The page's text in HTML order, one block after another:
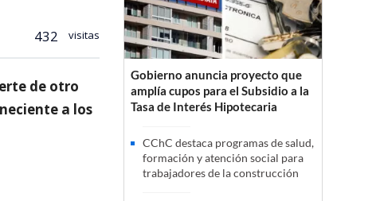
432 visitas
de otro
a los
Gobierno anuncia proyecto que
amplía cupos para el Subsidio a la
Tasa de Interés Hipotecaria
CChC destaca programas de salud,
formación y atención social para
trabajadores de la construcción